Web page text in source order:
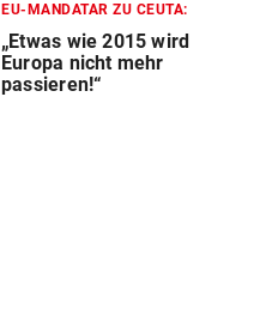
EU-MANDATAR ZU CEUTA:
„Etwas wie 2015 wird
Europa nicht mehr
passieren!“